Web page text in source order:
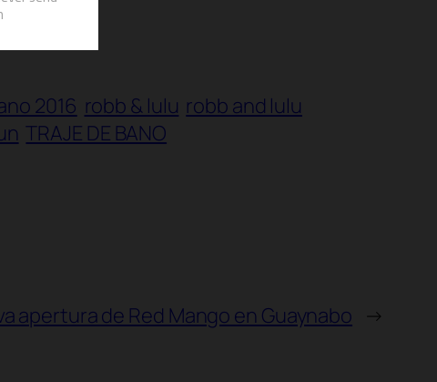
2016 robb & lulu robb and lulu
TRAJE DE BANO
apertura de Red Mango en Guaynabo →